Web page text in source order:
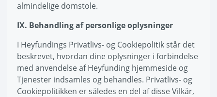
almindelige domstole.
IX. Behandling af personlige oplysninger
I Heyfundings Privatlivs- og Cookiepolitik står det
beskrevet, hvordan dine oplysninger i forbindelse
med anvendelse af Heyfunding hjemmeside og
Tjenester indsamles og behandles. Privatlivs- og
Cookiepolitikken er således en del af disse Vilkår,